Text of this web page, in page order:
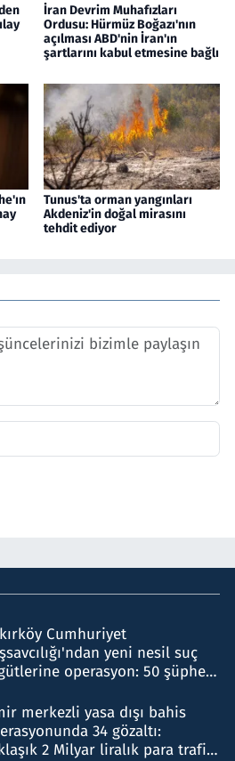
İran Devrim Muhafızları
Ordusu: Hürmüz Boğazı'nın
açılması ABD'nin İran'ın
şartlarını kabul etmesine bağlı
Tunus'ta orman yangınları
Akdeniz'in doğal mirasını
tehdit ediyor
Cumhuriyet
yeni nesil suç
operasyon: 50 şüpheli
merkezli yasa dışı bahis
34 gözaltı:
2 Milyar liralık para trafiği